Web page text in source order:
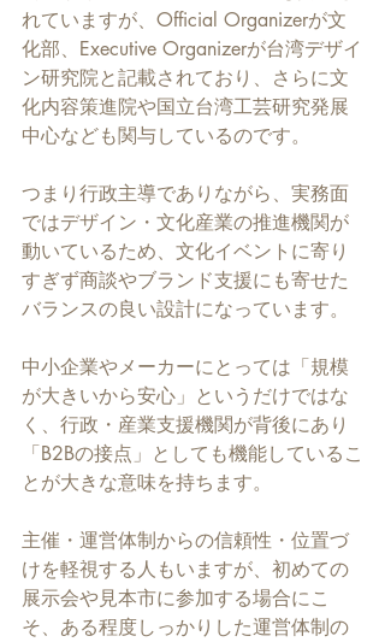
れていますが、Official Organizerが文
化部、Executive Organizerが台湾デザイ
ン研究院と記載されており、さらに文
化内容策進院や国立台湾工芸研究発展
中心なども関与しているのです。
つまり行政主導でありながら、実務面
ではデザイン・文化産業の推進機関が
動いているため、文化イベントに寄り
すぎず商談やブランド支援にも寄せた
バランスの良い設計になっています。
中小企業やメーカーにとっては「規模
が大きいから安心」というだけではな
く、行政・産業支援機関が背後にあり
「B2Bの接点」としても機能しているこ
とが大きな意味を持ちます。
主催・運営体制からの信頼性・位置づ
けを軽視する人もいますが、初めての
展示会や見本市に参加する場合にこ
そ、ある程度しっかりした運営体制の